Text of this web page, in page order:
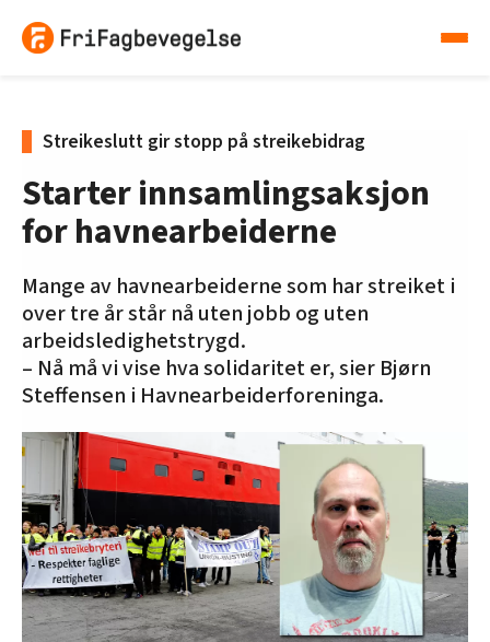
Streikeslutt gir stopp på streikebidrag
Starter innsamlingsaksjon
for havnearbeiderne
Mange av havnearbeiderne som har streiket i
over tre år står nå uten jobb og uten
arbeidsledighetstrygd.
– Nå må vi vise hva solidaritet er, sier Bjørn
Steffensen i Havnearbeiderforeninga.